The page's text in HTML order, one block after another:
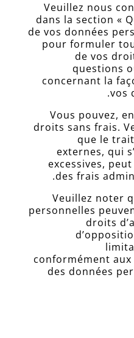
Veuillez nous
dans la section «
de vos données
pour formuler
de vos
questions
concernant la
vos
Vous pouvez,
droits sans frais.
que le
externes, qui
excessives,
des frais
Veuillez noter
personnelles
droits
conformément
des données